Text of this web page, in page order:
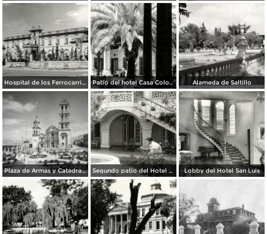
Hospital de los Ferrocarriles Patio del hotel Casa Colonial Alameda de Saltillo
Plaza de Armas y Catedral de Saltillo Segundo patio del Hotel Arizpe Lobby del Hotel San Luis